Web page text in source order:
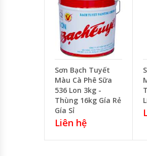
Sơn Bạch Tuyết
Màu Cà Phê Sữa
536 Lon 3kg -
Thùng 16kg Gía Rẻ
Gía Sỉ
Liên hệ